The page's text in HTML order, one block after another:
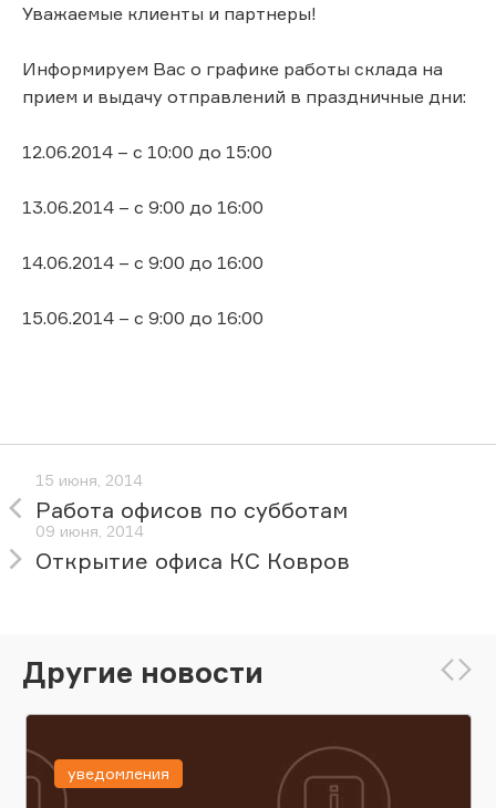
Уважаемые клиенты и партнеры!
Информируем Вас о графике работы склада на
прием и выдачу отправлений в праздничные дни:
12.06.2014 – с 10:00 до 15:00
13.06.2014 – с 9:00 до 16:00
14.06.2014 – с 9:00 до 16:00
15.06.2014 – с 9:00 до 16:00
15 июня, 2014
Работа офисов по субботам
09 июня, 2014
Открытие офиса КС Ковров
Другие новости
уведомления